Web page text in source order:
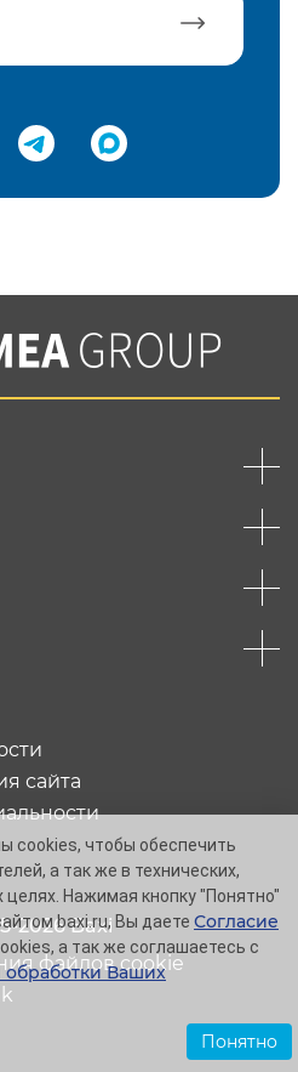
политикой
2026 Baxi
сайта
файлов cookie
cookies, чтобы обеспечить
а так же в технических,
целях. Нажимая кнопку "Понятно"
baxi.ru, Вы даете Согласие
а так же соглашаетесь с
Ваших
Понятно